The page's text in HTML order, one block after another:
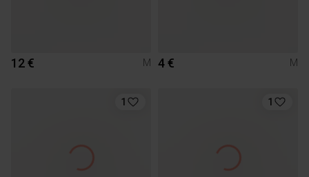
12 € M 4 € M
1 1